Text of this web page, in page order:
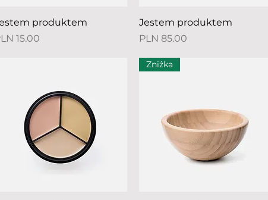
Quick View
produktem
15.00
Quick View
Jestem produktem
Price
PLN 85.00
Zniżka